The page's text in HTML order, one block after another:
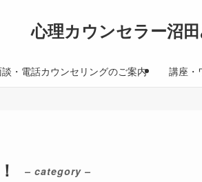
心理カウンセラー沼
・電話カウンセリングのご案内 講座・
– category –